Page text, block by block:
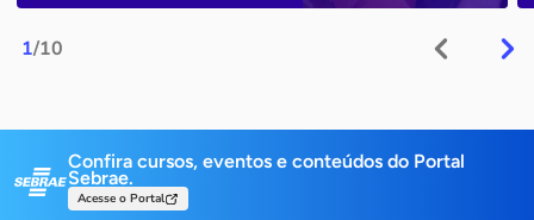
1/10
Confira cursos, eventos e conteúdos do Portal
Sebrae.
Acesse o Portal